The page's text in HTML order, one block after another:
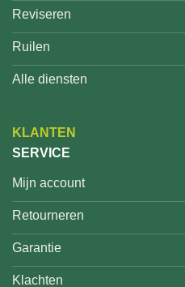
Reviseren
Ruilen
Alle diensten
KLANTEN
SERVICE
Mijn account
Retourneren
Garantie
Klachten